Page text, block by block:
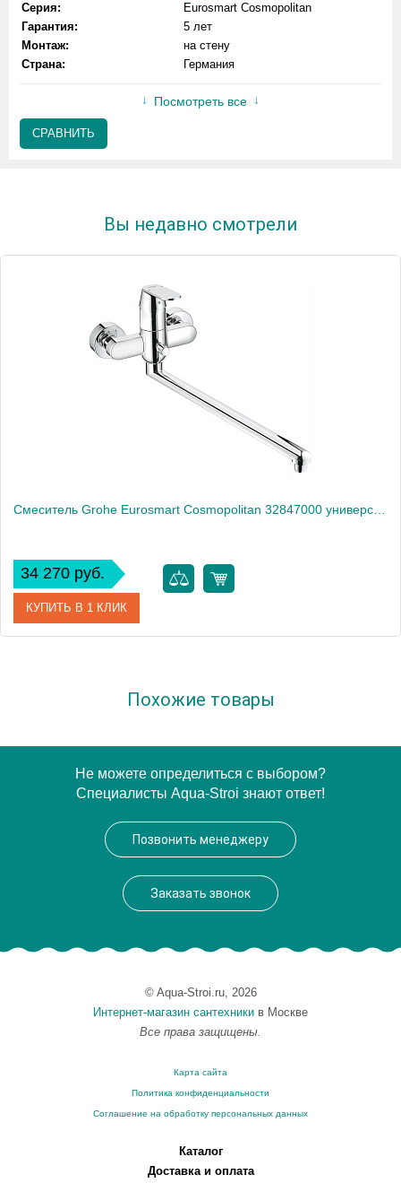
Серия:
Eurosmart Cosmopolitan
Гарантия:
5 лет
Монтаж:
на стену
Страна:
Германия
Посмотреть все
СРАВНИТЬ
Вы недавно смотрели
34 270 руб.
КУПИТЬ В 1 КЛИК
Eurosmart Cosmopolitan 32847000
Похожие товары
Не можете определиться с выбором?
Специалисты Aqua-Stroi знают ответ!
Позвонить менеджеру
Заказать звонок
© Aqua-Stroi.ru, 2026
Интернет-магазин сантехники в Москве
Все права защищены.
Карта сайта
Политика конфиденциальности
Соглашение на обработку персональных данных
Каталог
Доставка и оплата